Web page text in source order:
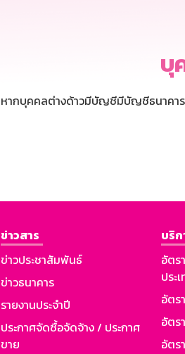
บุ
หากบุคคลต่างด้าวมีบัญชีมีบัญชีธนาคา
ข่าวสาร
ข่าวประชาสัมพันธ์
ข่าวธนาคาร
รายงานประจำปี
ประกาศจัดซื้อจัดจ้าง / ประกาศ
ขาย
บริก
อัตร
ประ
อัตร
อัตร
อัตร